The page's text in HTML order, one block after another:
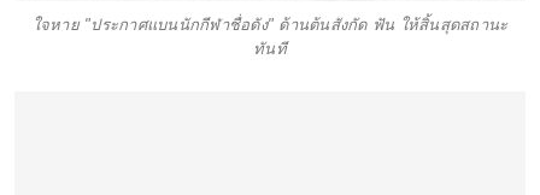
ใจหาย "ประกาศแบนนักกีฬาชื่อดัง" ด้านต้นสังกัด ฟัน ให้สิ้นสุดสถานะ
ทันที